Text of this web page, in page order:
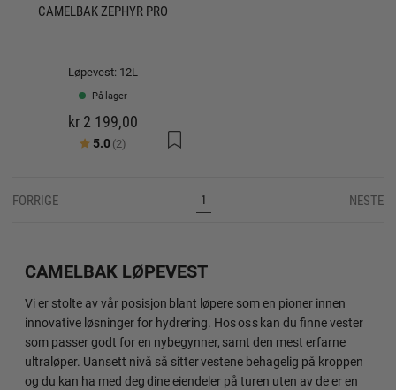
CAMELBAK ZEPHYR PRO
Løpevest: 12L
På lager
kr 2 199,00
Karakter:
5.0(2) av 5 mulige
FORRIGE 1 NESTE
CAMELBAK LØPEVEST
Vi er stolte av vår posisjon blant løpere som en pioner innen
innovative løsninger for hydrering. Hos oss kan du finne vester
som passer godt for en nybegynner, samt den mest erfarne
ultraløper. Uansett nivå så sitter vestene behagelig på kroppen
og du kan ha med deg dine eiendeler på turen uten av de er en